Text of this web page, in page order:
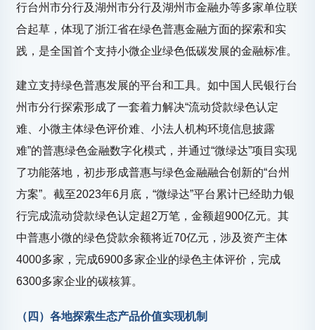
行台州市分行及湖州市分行及湖州市金融办等多家单位联
合起草，体现了浙江省在绿色普惠金融方面的探索和实
践，是全国首个支持小微企业绿色低碳发展的金融标准。
建立支持绿色普惠发展的平台和工具。如中国人民银行台
州市分行探索形成了一套着力解决“流动贷款绿色认定
难、小微主体绿色评价难、小法人机构环境信息披露
难”的普惠绿色金融数字化模式，并通过“微绿达”项目实现
了功能落地，初步形成普惠与绿色金融融合创新的“台州
方案”。截至2023年6月底，“微绿达”平台累计已经助力银
行完成流动贷款绿色认定超2万笔，金额超900亿元。其
中普惠小微的绿色贷款余额将近70亿元，涉及资产主体
4000多家，完成6900多家企业的绿色主体评价，完成
6300多家企业的碳核算。
（四）各地探索生态产品价值实现机制